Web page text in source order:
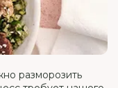
разморозить